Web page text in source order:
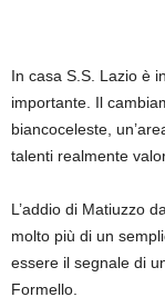
In casa S.S. Lazio è
importante. Il
biancoceleste,
talenti realmente
L’addio di Matiuzzo
molto più di un
essere il segnale di
Formello.